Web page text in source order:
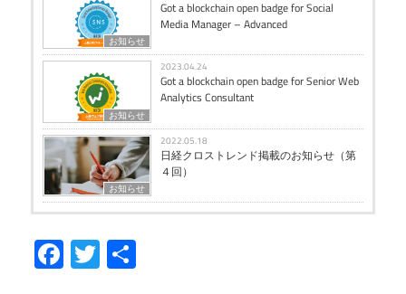
お知らせ
Got a blockchain open badge for Social
Media Manager – Advanced
お知らせ
2023.04.24
Got a blockchain open badge for Senior Web
Analytics Consultant
お知らせ
2022.05.18
日経クロストレンド掲載のお知らせ（第
４回）
Facebook
Twitter